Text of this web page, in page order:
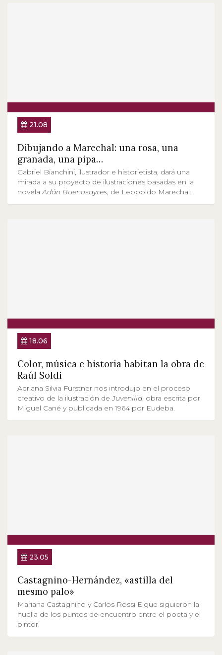
21.08
Dibujando a Marechal: una rosa, una
granada, una pipa…
Gabriel Bianchini, ilustrador e historietista, dará una
mirada a su proyecto de ilustraciones basadas en la
novelaAdán Buenosayres, de Leopoldo Marechal.
18.06
Color, música e historia habitan la obra de
Raúl Soldi
Adriana Silvia Furstner nos introdujo en el proceso
creativo de la ilustración deJuvenilia, obra escrita por
Miguel Cané y publicada en 1964 por Eudeba.
23.05
Castagnino-Hernández, «astilla del
mesmo palo»
Mariana Castagnino y Carlos Rossi Elgue siguieron la
huella de los puntos de encuentro entre el poeta y el
pintor.